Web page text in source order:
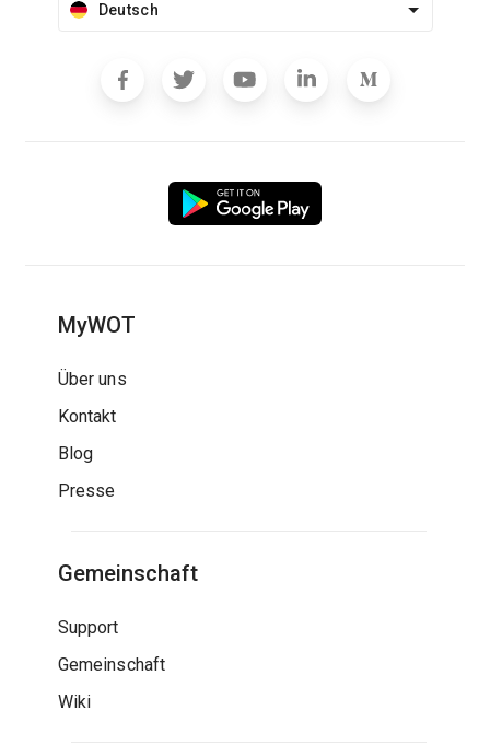
Deutsch
MyWOT
Über uns
Kontakt
Blog
Presse
Gemeinschaft
Support
Gemeinschaft
Wiki